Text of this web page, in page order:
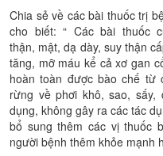
Chia sẻ về các bài thuốc trị
cho biết: “ Các bài thuốc
thận, mật, dạ dày, suy thận
tăng, mỡ máu kể cả xơ gan
hoàn toàn được bào chế từ
rừng về phơi khô, sao,
dụng, không gây ra các tác
bổ sung thêm các vị thuốc
người bệnh thêm khỏe mạnh